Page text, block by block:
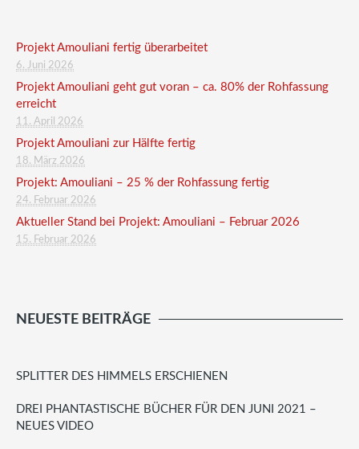
Projekt Amouliani fertig überarbeitet
6. Juni 2026
Projekt Amouliani geht gut voran – ca. 80% der Rohfassung
erreicht
11. April 2026
Projekt Amouliani zur Hälfte fertig
18. März 2026
Projekt: Amouliani – 25 % der Rohfassung fertig
24. Februar 2026
Aktueller Stand bei Projekt: Amouliani – Februar 2026
15. Februar 2026
NEUESTE BEITRÄGE
SPLITTER DES HIMMELS ERSCHIENEN
DREI PHANTASTISCHE BÜCHER FÜR DEN JUNI 2021 –
NEUES VIDEO